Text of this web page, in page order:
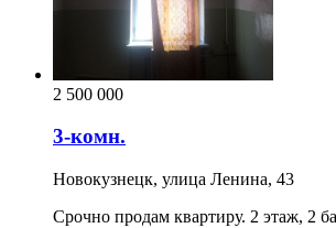
2 500 000
3-комн.
Новокузнецк, улица Ленина, 43
Срочно продам квартиру. 2 этаж, 2